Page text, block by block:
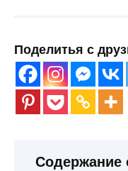
Поделитья с
Содержание